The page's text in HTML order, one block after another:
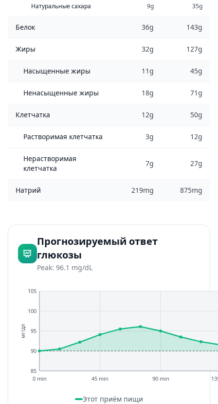
Натуральные сахара 9g 35g
Белок 36g 143g
Жиры 32g 127g
Насыщенные жиры 11g 45g
Ненасыщенные жиры 18g 71g
Клетчатка 12g 50g
Растворимая клетчатка 3g 12g
Нерастворимая
клетчатка
7g 27g
Натрий 219mg 875mg
Прогнозируемый ответ
глюкозы
Peak: 96.1 mg/dL
85
90
95
100
105
0 min 45 min 90 min
мг/дл
Этот приём пищи